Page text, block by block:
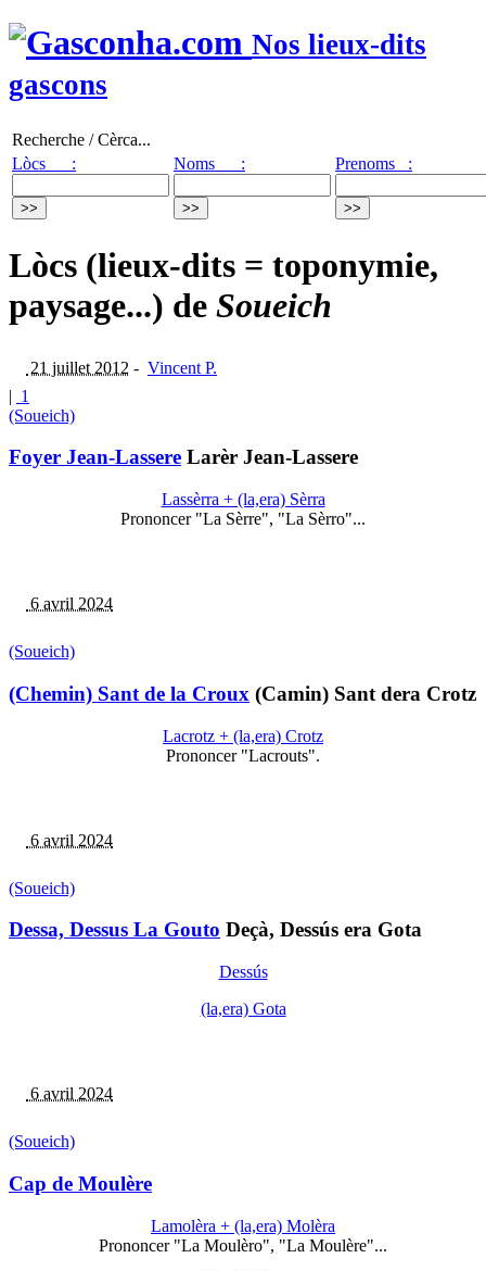
Nos lieux-dits
gascons
Recherche / Cèrca...
Lòcs :
Noms : Prenoms :
Lòcs (lieux-dits = toponymie,
paysage...) de Soueich
21 juillet 2012 - Vincent P.
| 1
(Soueich)
Foyer Jean-Lassere Larèr Jean-Lassere
Lassèrra + (la,era) Sèrra
Prononcer "La Sèrre", "La Sèrro"...
6 avril 2024
(Soueich)
(Chemin) Sant de la Croux (Camin) Sant dera Crotz
Lacrotz + (la,era) Crotz
Prononcer "Lacrouts".
6 avril 2024
(Soueich)
Dessa, Dessus La Gouto Deçà, Dessús era Gota
Dessús
(la,era) Gota
6 avril 2024
(Soueich)
Cap de Moulère
Lamolèra + (la,era) Molèra
Prononcer "La Moulèro", "La Moulère"...